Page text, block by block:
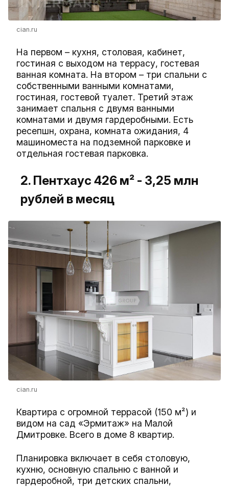
cian.ru
На первом – кухня, столовая, кабинет,
гостиная с выходом на террасу, гостевая
ванная комната. На втором – три спальни с
собственными ванными комнатами,
гостиная, гостевой туалет. Третий этаж
занимает спальня с двумя ванными
комнатами и двумя гардеробными. Есть
ресепшн, охрана, комната ожидания, 4
машиноместа на подземной парковке и
отдельная гостевая парковка.
2. Пентхаус 426 м² - 3,25 млн
рублей в месяц
cian.ru
Квартира с огромной террасой (150 м²) и
видом на сад «Эрмитаж» на Малой
Дмитровке. Всего в доме 8 квартир.
Планировка включает в себя столовую,
кухню, основную спальню с ванной и
гардеробной, три детских спальни,